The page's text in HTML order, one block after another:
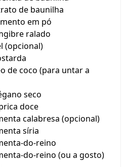
de baunilha
em pó
ralado
(opcional)
de coco (para untar a
seco
doce
calabresa (opcional)
síria
do-reino
do-reino (ou a gosto)